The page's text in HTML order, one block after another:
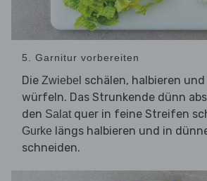
5. Garnitur vorbereiten
Die Zwiebel schälen, halbieren
würfeln. Das Strunkende dünn
den Salatquer in feine Streifen
Gurke längs halbieren und in
schneiden.